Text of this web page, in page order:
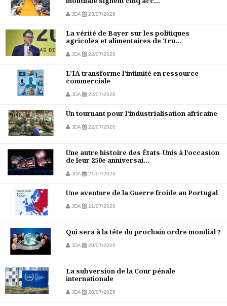
JDA 23/07/2026
La vérité de Bayer sur les politiques
agricoles et alimentaires de Tru...
JDA 22/07/2026
L’IA transforme l’intimité en ressource
commerciale
JDA 22/07/2026
Un tournant pour l’industrialisation africaine
JDA 22/07/2026
Une autre histoire des États-Unis à l’occasion
de leur 250e anniversai...
JDA 21/07/2026
Une aventure de la Guerre froide au Portugal
JDA 21/07/2026
Qui sera à la tête du prochain ordre mondial ?
JDA 20/07/2026
La subversion de la Cour pénale
internationale
JDA 20/07/2026